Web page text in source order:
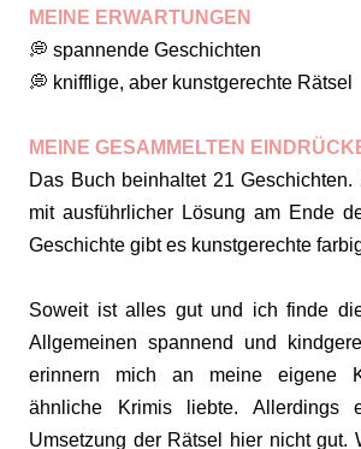
MEINE ERWARTUNGEN
💭 spannende Geschichten
💭 knifflige, aber kunstgerechte Rätsel
MEINE GESAMMELTEN
Das Buch beinhaltet 21
mit ausführlicher Lösung am Ende
Geschichte gibt es kunstgerechte
Soweit ist alles gut und ich finde
Allgemeinen spannend und
erinnern mich an meine eigene
ähnliche Krimis liebte. Allerdings
Umsetzung der Rätsel hier nicht gut.